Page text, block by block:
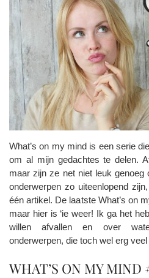
What’s on my mind is een serie
om al mijn gedachtes te delen.
maar zijn ze net niet leuk
onderwerpen zo uiteenlopend
één artikel. De laatste What’s on
maar hier is ‘ie weer! Ik ga het
willen afvallen en over
onderwerpen, die toch wel erg
WHAT’S ON MY MIND